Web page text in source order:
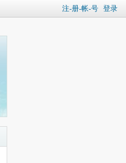
注-册-帐-号 登录